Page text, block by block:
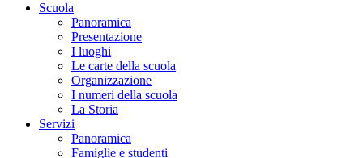
Scuola
Panoramica
Presentazione
I luoghi
Le carte della scuola
Organizzazione
I numeri della scuola
La Storia
Servizi
Panoramica
Famiglie e studenti